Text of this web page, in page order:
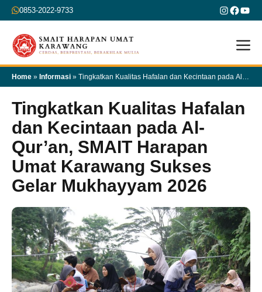
Skip
to
content
0853-2022-9733
Home » Informasi » Tingkatkan Kualitas Hafalan dan Kecintaan pada Al-
Qur’an, SMAIT Harapan Umat Karawang Sukses Gelar Mukhayyam 2026
Tingkatkan Kualitas Hafalan
dan Kecintaan pada Al-
Qur’an, SMAIT Harapan
Umat Karawang Sukses
Gelar Mukhayyam 2026